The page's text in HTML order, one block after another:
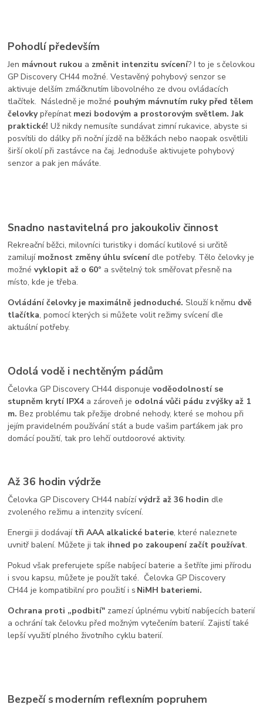
Pohodlí především
Jen mávnout rukou a změnit intenzitu svícení? I to je s čelovkou
GP Discovery CH44 možné. Vestavěný pohybový senzor se
aktivuje delším zmáčknutím libovolného ze dvou ovládacích
tlačítek. Následně je možné pouhým mávnutím ruky před tělem
čelovkypřepínat mezi bodovým a prostorovým světlem. Jak
praktické! Už nikdy nemusíte sundávat zimní rukavice, abyste si
posvítili do dálky při noční jízdě na běžkách nebo naopak osvětlili
širší okolí při zastávce na čaj. Jednoduše aktivujete pohybový
senzor a pak jen máváte.
Snadno nastavitelná pro jakoukoliv činnost
Rekreační běžci, milovníci turistiky i domácí kutilové si určitě
zamilují možnost změny úhlu svícenídle potřeby. Tělo čelovky je
možnévyklopit až o 60° a světelný tok směřovat přesně na
místo, kde je třeba.
Ovládání čelovky je maximálně jednoduché. Slouží k němu dvě
tlačítka, pomocí kterých si můžete volit režimy svícení dle
aktuální potřeby.
Odolá vodě i nechtěným pádům
Čelovka GP Discovery CH44 disponujevoděodolností se
stupněm krytí IPX4 a zároveň je odolná vůči pádu z výšky až 1
m. Bez problému tak přežije drobné nehody, které se mohou při
jejím pravidelném používání stát a bude vašim parťákem jak pro
domácí použití, tak pro lehčí outdoorové aktivity.
Až 36 hodin výdrže
Čelovka GP Discovery CH44 nabízívýdrž až 36 hodin dle
zvoleného režimu a intenzity svícení.
Energii ji dodávají třiAAA alkalické baterie, které naleznete
uvnitř balení. Můžete ji tak ihned po zakoupení začít používat.
Pokud však preferujete spíše nabíjecí baterie a šetříte jimi přírodu
i svou kapsu, můžete je použít také. Čelovka GP Discovery
CH44 je kompatibilní pro použití i s NiMH bateriemi.
Ochrana proti „podbití" zamezí úplnému vybití nabíjecích baterií
a ochrání tak čelovku před možným vytečením baterií. Zajistí také
lepší využití plného životního cyklu baterií.
Bezpečí s moderním reflexním popruhem